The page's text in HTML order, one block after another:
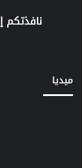
نافذتكم
ميديا